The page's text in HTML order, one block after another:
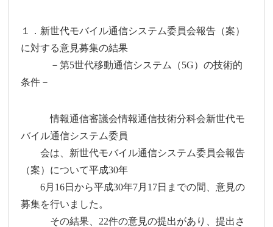
１．新世代モバイル通信システム委員会報告（案）
に対する意見募集の結果
－第5世代移動通信システム（5G）の技術的
条件－
情報通信審議会情報通信技術分科会新世代モ
バイル通信システム委員
会は、新世代モバイル通信システム委員会報告
（案）について平成30年
6月16日から平成30年7月17日までの間、意見の
募集を行いました。
その結果、22件の意見の提出があり、提出さ